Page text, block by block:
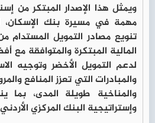
ويمثل هذا الإصدار المبتكر من
مهمة في مسيرة بنك
تنويع مصادر التمويل المستدام
المالية المبتكرة والمتوافقة مع
لدعم التمويل الأخضر وتوجيه
والمبادرات التي تعزز المنافع
والمناخية طويلة المدى،
وإستراتيجية البنك المركزي